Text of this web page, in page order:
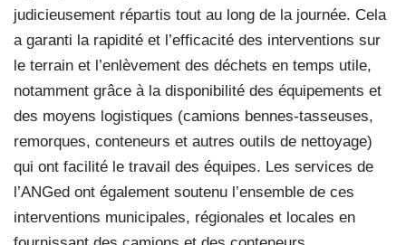
judicieusement répartis tout au long de la journée. Cela
a garanti la rapidité et l’efficacité des interventions sur
le terrain et l’enlèvement des déchets en temps utile,
notamment grâce à la disponibilité des équipements et
des moyens logistiques (camions bennes-tasseuses,
remorques, conteneurs et autres outils de nettoyage)
qui ont facilité le travail des équipes. Les services de
l’ANGed ont également soutenu l’ensemble de ces
interventions municipales, régionales et locales en